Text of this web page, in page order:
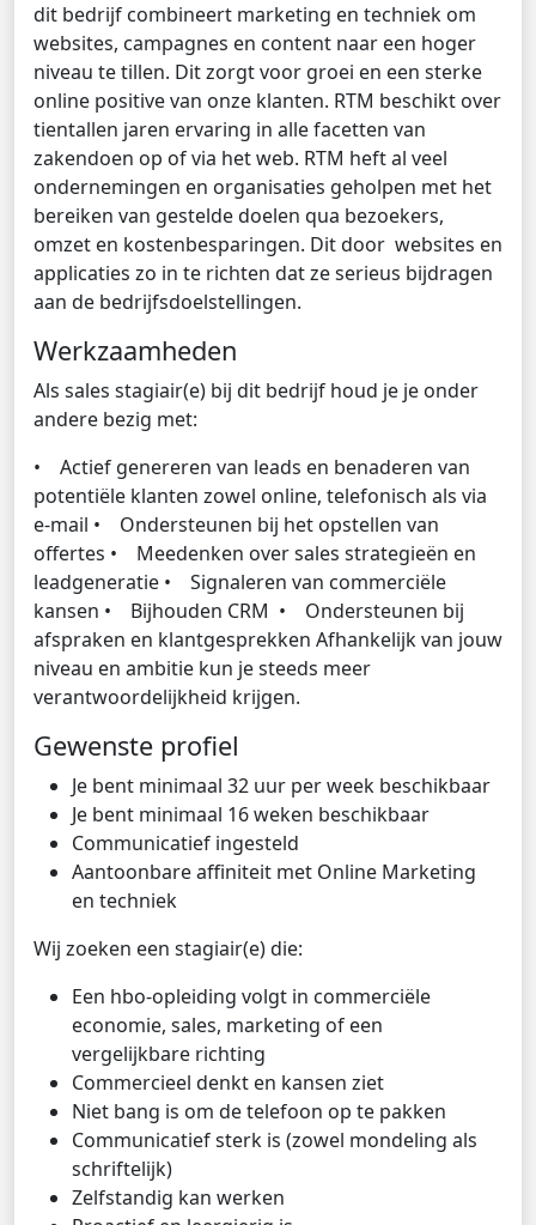
dit bedrijf combineert marketing en techniek om
websites, campagnes en content naar een hoger
niveau te tillen. Dit zorgt voor groei en een sterke
online positive van onze klanten. RTM beschikt over
tientallen jaren ervaring in alle facetten van
zakendoen op of via het web. RTM heft al veel
ondernemingen en organisaties geholpen met het
bereiken van gestelde doelen qua bezoekers,
omzet en kostenbesparingen. Dit door websites en
applicaties zo in te richten dat ze serieus bijdragen
aan de bedrijfsdoelstellingen.
Werkzaamheden
Als sales stagiair(e) bij dit bedrijf houd je je onder
andere bezig met:
• Actief genereren van leads en benaderen van
potentiële klanten zowel online, telefonisch als via
e-mail • Ondersteunen bij het opstellen van
offertes • Meedenken over sales strategieën en
leadgeneratie • Signaleren van commerciële
kansen • Bijhouden CRM • Ondersteunen bij
afspraken en klantgesprekken Afhankelijk van jouw
niveau en ambitie kun je steeds meer
verantwoordelijkheid krijgen.
Gewenste profiel
Je bent minimaal 32 uur per week beschikbaar
Je bent minimaal 16 weken beschikbaar
Communicatief ingesteld
Aantoonbare affiniteit met Online Marketing
en techniek
Wij zoeken een stagiair(e) die:
Een hbo-opleiding volgt in commerciële
economie, sales, marketing of een
vergelijkbare richting
Commercieel denkt en kansen ziet
Niet bang is om de telefoon op te pakken
Communicatief sterk is (zowel mondeling als
schriftelijk)
Zelfstandig kan werken